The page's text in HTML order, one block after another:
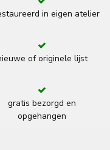
in eigen atelier
of originele lijst
gratis bezorgd en
opgehangen